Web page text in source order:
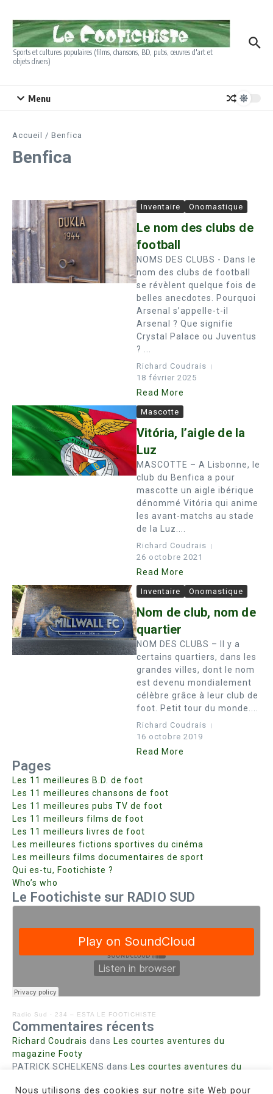
Sports et cultures populaires (films, chansons, BD, pubs, œuvres d'art et
objets divers)
Menu
Accueil / Benfica
Benfica
Inventaire Onomastique
Le nom des clubs de
football
NOMS DES CLUBS - Dans le
nom des clubs de football
se révèlent quelque fois de
belles anecdotes. Pourquoi
Arsenal s’appelle-t-il
Arsenal ? Que signifie
Crystal Palace ou Juventus
? ...
Richard Coudrais
18 février 2025
Read More
Mascotte
Vitória, l’aigle de la
Luz
MASCOTTE – A Lisbonne, le
club du Benfica a pour
mascotte un aigle ibérique
dénommé Vitória qui anime
les avant-matchs au stade
de la Luz....
Richard Coudrais
26 octobre 2021
Read More
Inventaire Onomastique
Nom de club, nom de
quartier
NOM DES CLUBS – Il y a
certains quartiers, dans les
grandes villes, dont le nom
est devenu mondialement
célèbre grâce à leur club de
foot. Petit tour du monde....
Richard Coudrais
16 octobre 2019
Read More
Pages
Les 11 meilleures B.D. de foot
Les 11 meilleures chansons de foot
Les 11 meilleures pubs TV de foot
Les 11 meilleurs films de foot
Les 11 meilleurs livres de foot
Les meilleures fictions sportives du cinéma
Les meilleurs films documentaires de sport
Qui es-tu, Footichiste ?
Who’s who
Le Footichiste sur RADIO SUD
Radio Sud · 234 – ESTA LE FOOTICHISTE
Commentaires récents
Richard Coudrais dans Les courtes aventures du
magazine Footy
PATRICK SCHELKENS dans Les courtes aventures du
Nous utilisons des cookies sur notre site Web pour